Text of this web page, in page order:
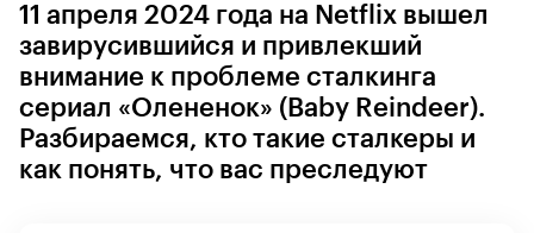
11 апреля 2024 года на Netflix вышел
завирусившийся и привлекший
внимание к проблеме сталкинга
сериал «Олененок» (Baby Reindeer).
Разбираемся, кто такие сталкеры и
как понять, что вас преследуют